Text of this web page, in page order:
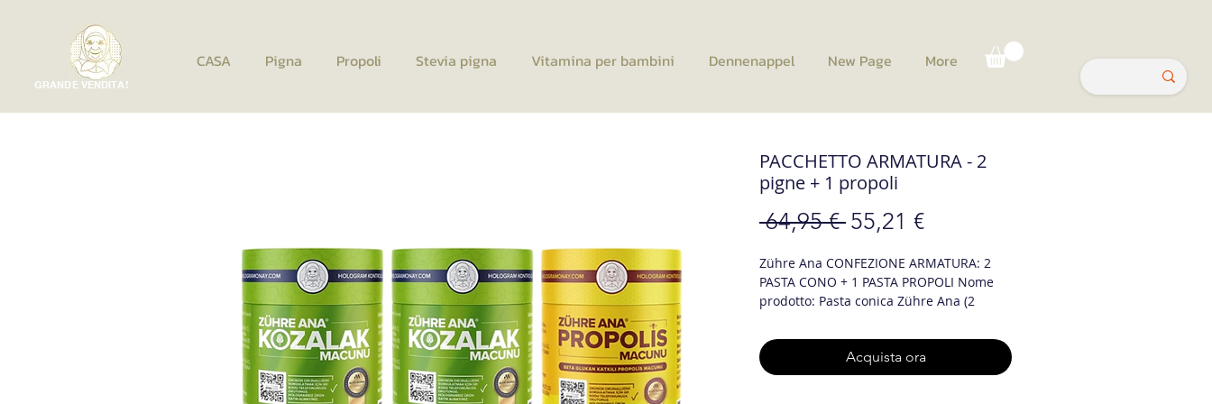
GRANDE VENDITA!
CASA Pigna Propoli Stevia pigna Vitamina per bambini Dennenappel New Page More
PACCHETTO ARMATURA - 2
pigne + 1 propoli
64,95 € Prezzo
55,21 €Prezzo
Zühre Ana CONFEZIONE ARMATURA: 2
PASTA CONO + 1 PASTA PROPOLI Nome
prodotto: Pasta conica Zühre Ana (2
sufficienti per gli adulti.
Acquista ora